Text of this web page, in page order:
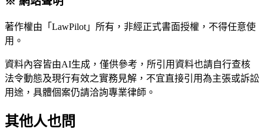
著作權由「LawPilot」所有，非經正式書面授權，不得任意使
用。
資料內容皆由AI生成，僅供參考，所引用資料也請自行查核
法令動態及現行有效之實務見解，不宜直接引用為主張或訴訟
用途，具體個案仍請洽詢專業律師。
其他人也問